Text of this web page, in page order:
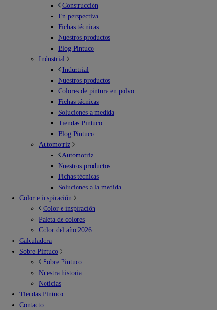
Construcción
En perspectiva
Fichas técnicas
Nuestros productos
Blog Pintuco
Industrial
Industrial
Nuestros productos
Colores de pintura en polvo
Fichas técnicas
Soluciones a medida
Tiendas Pintuco
Blog Pintuco
Automotriz
Automotriz
Nuestros productos
Fichas técnicas
Soluciones a la medida
Color e inspiración
Color e inspiración
Paleta de colores
Color del año 2026
Calculadora
Sobre Pintuco
Sobre Pintuco
Nuestra historia
Noticias
Tiendas Pintuco
Contacto